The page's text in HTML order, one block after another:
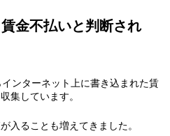
金不払いと判断され
ンターネット上に書き込まれた賃
集しています。
入ることも増えてきました。